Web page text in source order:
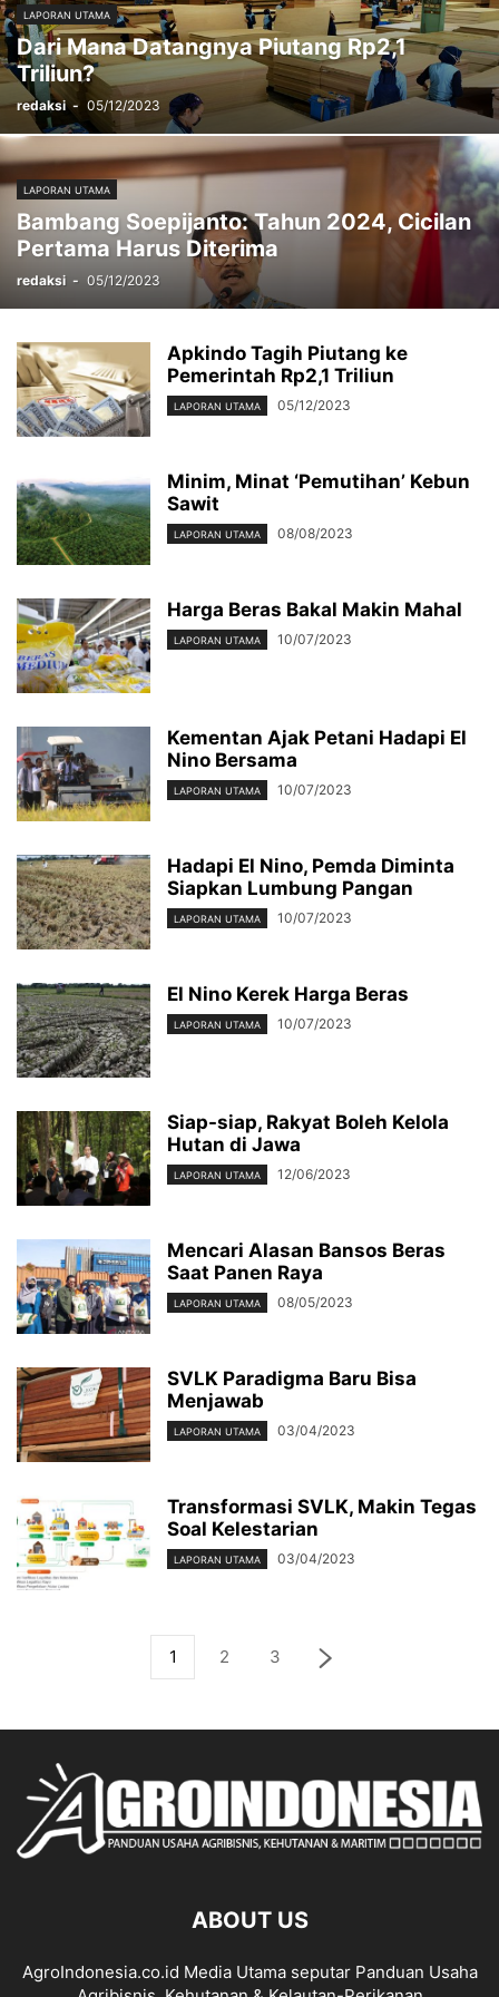
LAPORAN UTAMA
Dari Mana Datangnya Piutang Rp2,1
Triliun?
redaksi - 05/12/2023
LAPORAN UTAMA
Bambang Soepijanto: Tahun 2024, Cicilan
Pertama Harus Diterima
redaksi - 05/12/2023
Apkindo Tagih Piutang ke
Pemerintah Rp2,1 Triliun
LAPORAN UTAMA 05/12/2023
Minim, Minat ‘Pemutihan’ Kebun
Sawit
LAPORAN UTAMA 08/08/2023
Harga Beras Bakal Makin Mahal
LAPORAN UTAMA 10/07/2023
Kementan Ajak Petani Hadapi El
Nino Bersama
LAPORAN UTAMA 10/07/2023
Hadapi El Nino, Pemda Diminta
Siapkan Lumbung Pangan
LAPORAN UTAMA 10/07/2023
El Nino Kerek Harga Beras
LAPORAN UTAMA 10/07/2023
Siap-siap, Rakyat Boleh Kelola
Hutan di Jawa
LAPORAN UTAMA 12/06/2023
Mencari Alasan Bansos Beras
Saat Panen Raya
LAPORAN UTAMA 08/05/2023
SVLK Paradigma Baru Bisa
Menjawab
LAPORAN UTAMA 03/04/2023
Transformasi SVLK, Makin Tegas
Soal Kelestarian
LAPORAN UTAMA 03/04/2023
1 2 3
ABOUT US
AgroIndonesia.co.id Media Utama seputar Panduan Usaha